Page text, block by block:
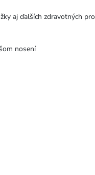
aj ďalších zdravotných
nosení